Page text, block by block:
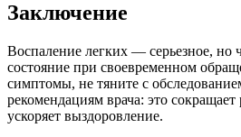
Заключение
Воспаление легких — серьезное, но
состояние при своевременном
симптомы, не тяните с
рекомендациям врача: это
ускоряет выздоровление.